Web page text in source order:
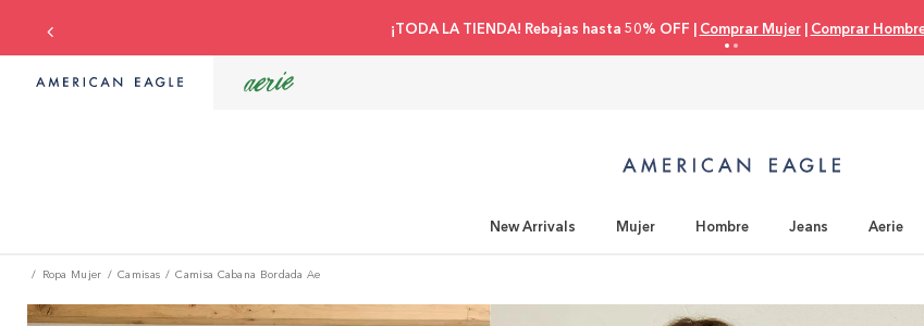
¡TODA LA TIENDA! Rebajas hasta 50% OFF | Comprar Mujer| Comprar
New Arrivals Mujer Hombre Jeans Aerie
Ropa Mujer Camisas Camisa Cabana Bordada Ae